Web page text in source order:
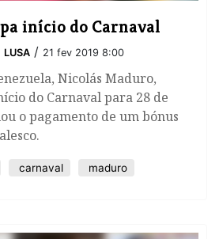
início do Carnaval
LUSA / 21 fev 2019 8:00
Nicolás Maduro,
do Carnaval para 28 de
o pagamento de um bónus
carnaval
maduro